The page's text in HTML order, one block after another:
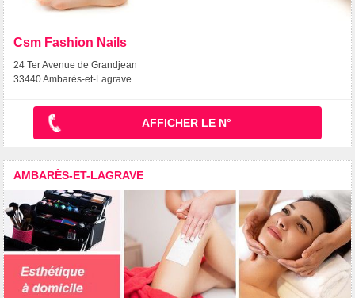
Csm Fashion Nails
24 Ter Avenue de Grandjean
33440 Ambarès-et-Lagrave
AFFICHER LE N°
AMBARÈS-ET-LAGRAVE